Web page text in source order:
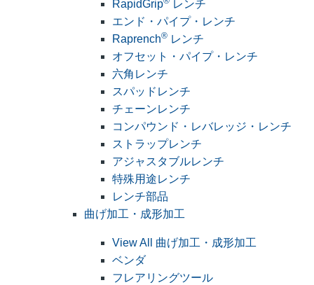
RapidGrip
レンチ
エンド・パイプ・レンチ
Raprench® レンチ
オフセット・パイプ・レンチ
六角レンチ
スパッドレンチ
チェーンレンチ
コンパウンド・レバレッジ・レンチ
ストラップレンチ
アジャスタブルレンチ
特殊用途レンチ
レンチ部品
曲げ加工・成形加工
View All 曲げ加工・成形加工
ベンダ
フレアリングツール